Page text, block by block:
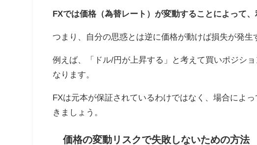
FXでは価格（為替レート）が変動することによって、
つまり、自分の思惑とは逆に価格が動けば損失が発生
例えば、「ドル/円が上昇する」と考えて買いポジシ
なります。
FXは元本が保証されているわけではなく、場合によ
きましょう。
価格の変動リスクで失敗しないための方法